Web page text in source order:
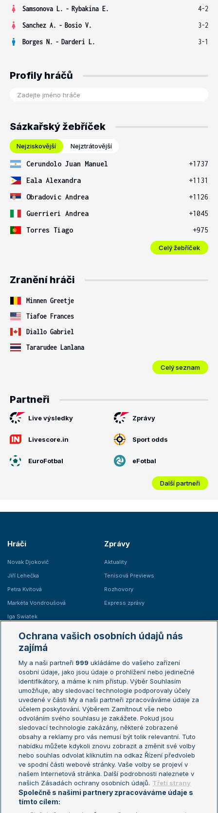
Samsonova L. - Rybakina E.
4-2
Sanchez A. - Bosio V.
3-2
Borges N. - Darderi L. 3-1
Profily hráčů
Sázkařský žebříček
Nejziskovější Nejztrátovější
Cerundolo Juan Manuel
+1737
Eala Alexandra
+1131
Obradovic Andrea
+1126
Guerrieri Andrea
+1045
Torres Tiago
+975
Celý žebříček
Zranění hráči
Minnen Greetje
Tiafoe Frances
Diallo Gabriel
Tararudee Lanlana
Celý seznam
Partneři
Live výsledky Zprávy
Livescore.in Sport odds
EuroFotbal eFotbal
Další partneři
Hráči
Novak Djokovič
Jiří Lehečka
Petra Kvitová
Markéta Vondroušová
Iga Swiatek
Zprávy
Aktuality
Tenisová Previews
Rozhovory
Express zprávy
Žebříčky
Žebříček ATP (muži)
Žebříček WTA (ženy)
Sázkařský žebříček
Australian Open
French Open
Wimbledon
US Open
Turnaj mistrů
Turnaj mistryň
Aktualní trendy
Fotbalové přestupy
Livesport Daily
LS Prague Open
Ochrana vašich osobních údajů nás
zajímá
My a naši partneři 999 ukládáme do vašeho zařízení
osobní údaje, jako jsou údaje o prohlížení nebo jedinečné
identifikátory, a máme k nim přístup. Výběr Souhlasím
umožňuje, aby sledovací technologie podporovaly účely
uvedené v části My a naši partneři zpracováváme údaje za
účelem poskytování. Výběrem Zamítnout vše nebo
odvoláním svého souhlasu je zakážete. Pokud jsou
sledovací technologie zakázány, některé zobrazené
obsahy a reklamy pro vás nemusí být tolik relevantní. Tuto
nabídku můžete kdykoli znovu zobrazit a změnit své volby
nebo souhlas odvolat kliknutím na odkaz Řízení předvoleb
ve spodní části webové stránky. Vaše volby se projeví v
našem Internetová stránka. Další podrobnosti naleznete v
našich Zásadách ochrany osobních údajů. Třetí strany
Společně s našimi partnery zpracováváme údaje s
tímto cílem: